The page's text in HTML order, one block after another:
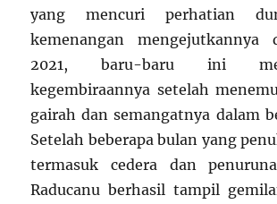
yang mencuri perhatian
kemenangan mengejutkannya
2021, baru-baru ini
kegembiraannya setelah
gairah dan semangatnya dalam
Setelah beberapa bulan yang
termasuk cedera dan
Raducanu berhasil tampil